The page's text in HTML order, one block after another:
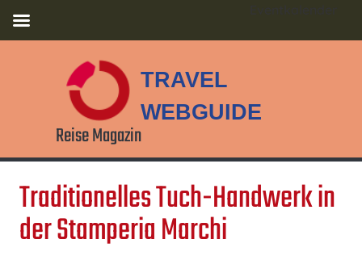
TRAVEL
WEBGUIDE
Reise Magazin
Traditionelles Tuch-Handwerk in
der Stamperia Marchi